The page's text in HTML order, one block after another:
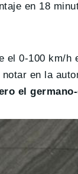
en 18
0-100 km/
en la
el